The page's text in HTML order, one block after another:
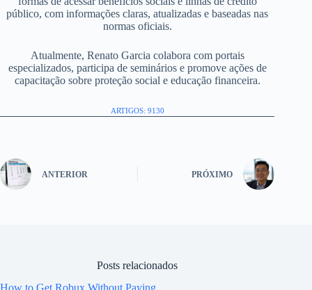
público, com informações claras, atualizadas e baseadas nas
normas oficiais.
Atualmente, Renato Garcia colabora com portais
especializados, participa de seminários e promove ações de
capacitação sobre proteção social e educação financeira.
ARTIGOS: 9130
ANTERIOR PRÓXIMO
Posts relacionados